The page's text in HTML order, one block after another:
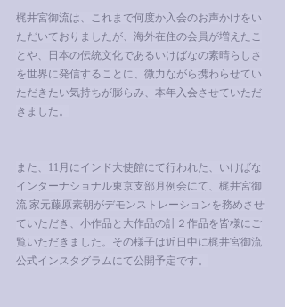
梶井宮御流は、これまで何度か入会のお声かけをい
ただいておりましたが、海外在住の会員が増えたこ
とや、日本の伝統文化であるいけばなの素晴らしさ
を世界に発信することに、微力ながら携わらせてい
ただきたい気持ちが膨らみ、本年入会させていただ
きました。
また、11月にインド大使館にて行われた、いけばな
インターナショナル東京支部月例会にて、梶井宮御
流 家元藤原素朝がデモンストレーションを務めさせ
ていただき、小作品と大作品の計２作品を皆様にご
覧いただきました。その様子は近日中に梶井宮御流
公式インスタグラムにて公開予定です。